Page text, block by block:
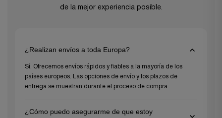
de la mejor experiencia posible.
¿Realizan envíos a toda Europa?
Sí. Ofrecemos envíos rápidos y fiables a la mayoría de los
países europeos. Las opciones de envío y los plazos de
entrega se muestran durante el proceso de compra.
¿Cómo puedo asegurarme de que estoy